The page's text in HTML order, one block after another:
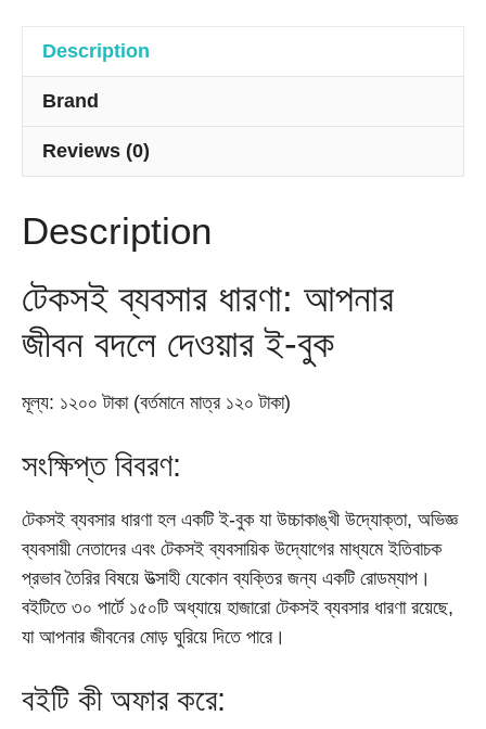
বুক
Description
Brand
Reviews (0)
Description
টেকসই ব্যবসার ধারণা: আপনার
জীবন বদলে দেওয়ার ই-বুক
মূল্য: ১২০০ টাকা (বর্তমানে মাত্র ১২০ টাকা)
সংক্ষিপ্ত বিবরণ:
টেকসই ব্যবসার ধারণা হল একটি ই-বুক যা উচ্চাকাঙ্খী উদ্যোক্তা, অভিজ্ঞ
ব্যবসায়ী নেতাদের এবং টেকসই ব্যবসায়িক উদ্যোগের মাধ্যমে ইতিবাচক
প্রভাব তৈরির বিষয়ে উত্সাহী যেকোন ব্যক্তির জন্য একটি রোডম্যাপ।
বইটিতে ৩০ পার্টে ১৫০টি অধ্যায়ে হাজারো টেকসই ব্যবসার ধারণা রয়েছে,
যা আপনার জীবনের মোড় ঘুরিয়ে দিতে পারে।
বইটি কী অফার করে: